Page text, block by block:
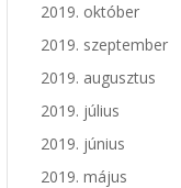
2019. október
2019. szeptember
2019. augusztus
2019. július
2019. június
2019. május